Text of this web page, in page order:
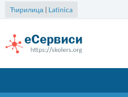
Ћирилица | Latinica